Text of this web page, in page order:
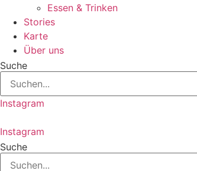
Essen & Trinken
Stories
Karte
Über uns
Suche
Instagram
Instagram
Suche